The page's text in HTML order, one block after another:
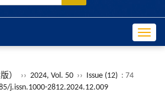
） ›› 2024, Vol. 50 ›› Issue (12) : 74
j.issn.1000-2812.2024.12.009